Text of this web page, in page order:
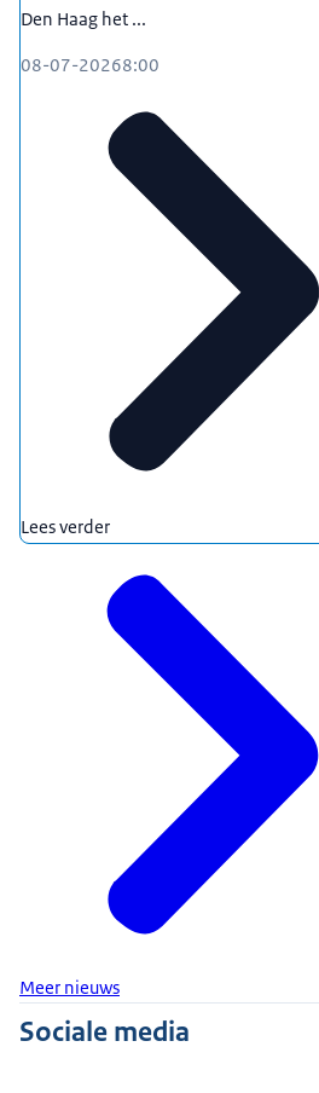
Den Haag het ...
08-07-20268:00
Lees verder
Meer nieuws
Sociale media